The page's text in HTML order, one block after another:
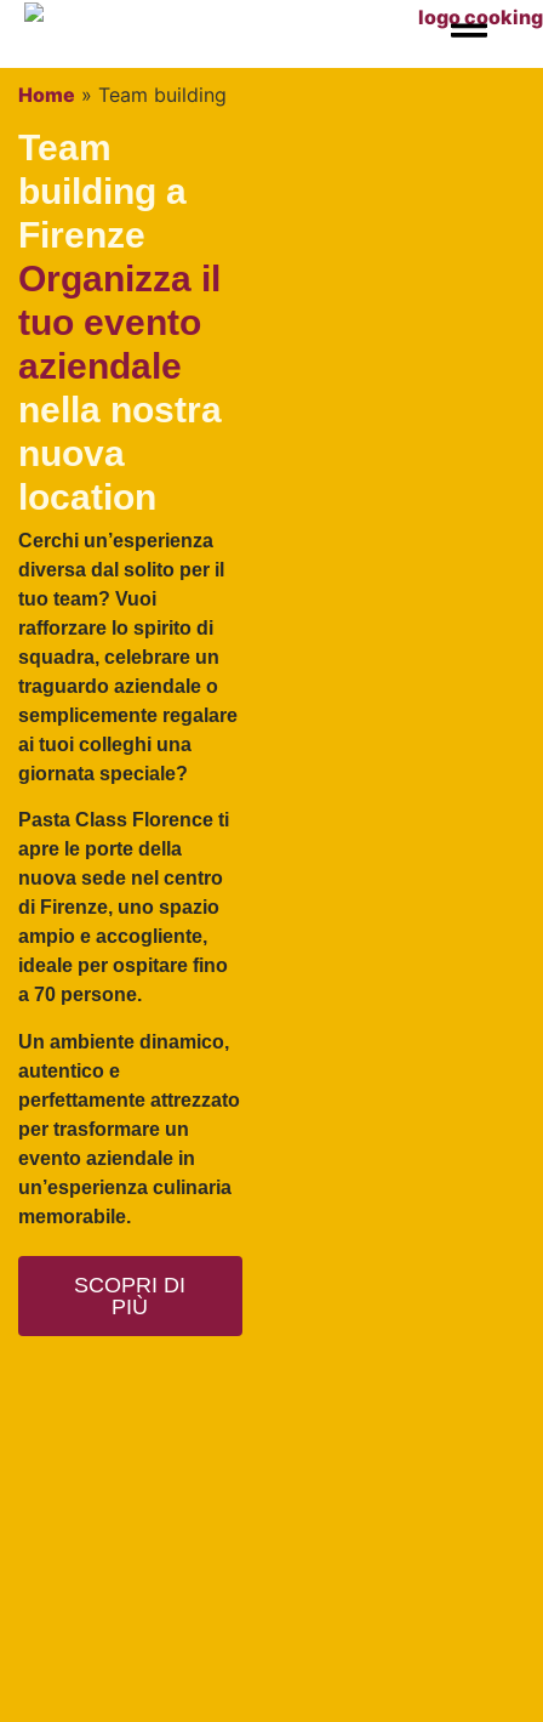
Home » Team building
Team
building a
Firenze
Organizza il
tuo evento
aziendale
nella nostra
nuova
location
Cerchi un’esperienza
diversa dal solito per il
tuo team? Vuoi
rafforzare lo spirito di
squadra, celebrare un
traguardo aziendale o
semplicemente regalare
ai tuoi colleghi una
giornata speciale?
Pasta Class Florence ti
apre le porte della
nuova sede nel centro
di Firenze, uno spazio
ampio e accogliente,
ideale per ospitare fino
a 70 persone.
Un ambiente dinamico,
autentico e
perfettamente attrezzato
per trasformare un
evento aziendale in
un’esperienza culinaria
memorabile.
SCOPRI DI
PIÙ